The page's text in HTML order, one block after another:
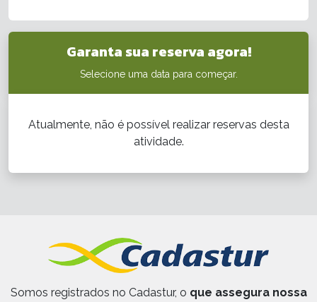
Garanta sua reserva agora!
Selecione uma data para começar.
Atualmente, não é possível realizar reservas desta
atividade.
Somos registrados no Cadastur, o que assegura nossa